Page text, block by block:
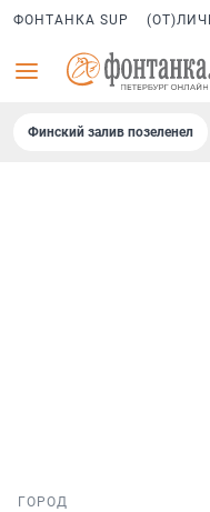
ФОНТАНКА SUP
Финский залив позеленел
ГОРОД